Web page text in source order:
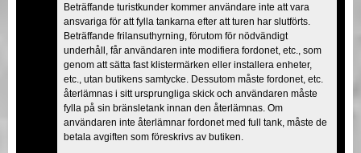
Beträffande turistkunder kommer användare inte att vara
ansvariga för att fylla tankarna efter att turen har slutförts.
Beträffande frilansuthyrning, förutom för nödvändigt
underhåll, får användaren inte modifiera fordonet, etc., som
genom att sätta fast klistermärken eller installera enheter,
etc., utan butikens samtycke. Dessutom måste fordonet, etc.
återlämnas i sitt ursprungliga skick och användaren måste
fylla på sin bränsletank innan den återlämnas. Om
användaren inte återlämnar fordonet med full tank, måste de
betala avgiften som föreskrivs av butiken.